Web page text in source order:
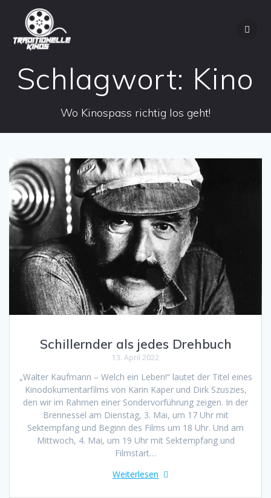
Schlagwort: Kino
Wo Kinospass richtig los geht!
Schillernder als jedes Drehbuch
13. April 2022
„Walter Kaufmann – Welch ein Leben!“ lautet der Titel eines
Kinodokumentarfilms von Karin Kaper und Dirk Szuszies,
den wir im Rahmen einer Sondervorführung zeigen. In der
Brennessel am Dienstag, 3. Mai, um 17 Uhr mit
Sektempfang und Beginn des Films um 18 Uhr. Und am
Mittwoch, 4. Mai, um 19 Uhr mit Sektempfang und
Filmstart…
Weiterlesen